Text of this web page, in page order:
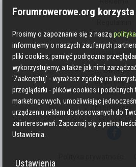
Kontakt
Polityka
Social
Strava
Endomondo
Facebook
Zmień kolory
Forumrowerowe.org
Prosimy o zapoznanie się z naszą
informujemy o naszych zaufanych
pliki cookies, pamięć podręczna
wykorzystujemy, a także jak nimi
'Zaakceptuj' - wyrażasz zgodzę na
przeglądarki - plików cookies i
marketingowych, umożliwiając
urządzeniu reklam dostosowanych do
zainteresowań. Zapoznaj się z pełną
Ustawienia.
Ustawienia